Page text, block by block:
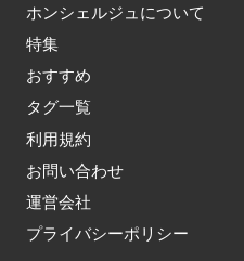
ホンシェルジュについて
特集
おすすめ
タグ一覧
利用規約
お問い合わせ
運営会社
プライバシーポリシー